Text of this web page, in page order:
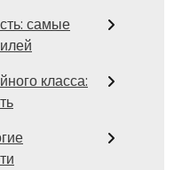
самые
класса: